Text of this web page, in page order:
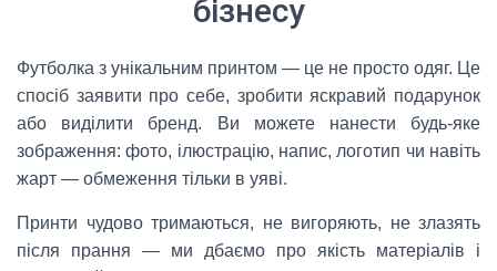
бізнесу
Футболка з унікальним принтом — це не просто одяг. Це
спосіб заявити про себе, зробити яскравий подарунок
або виділити бренд. Ви можете нанести будь-яке
зображення: фото, ілюстрацію, напис, логотип чи навіть
жарт — обмеження тільки в уяві.
Принти чудово тримаються, не вигоряють, не злазять
після прання — ми дбаємо про якість матеріалів і